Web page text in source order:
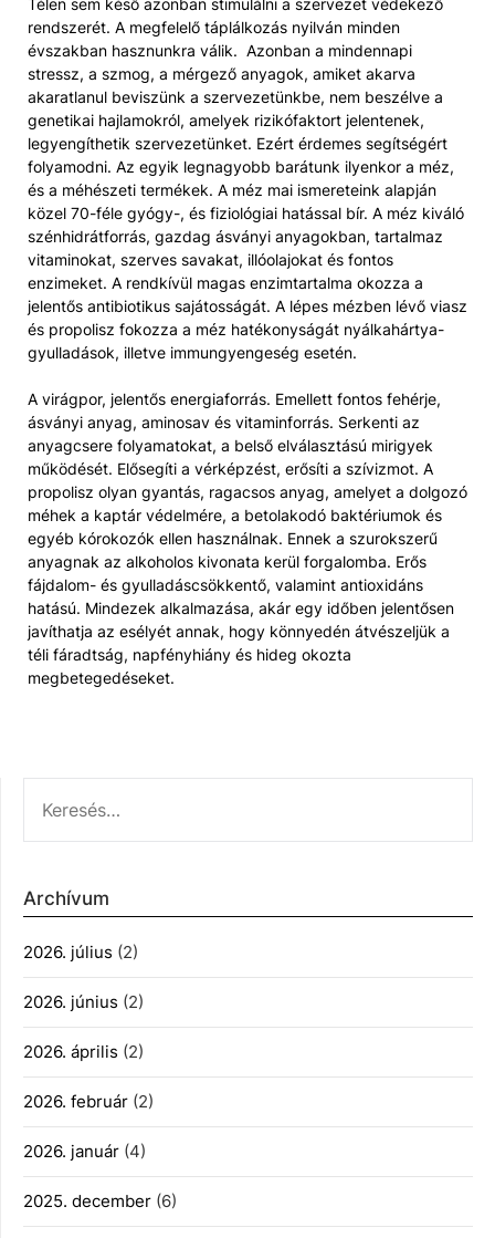
rendszerét. A megfelelő táplálkozás nyilván minden
évszakban hasznunkra válik. Azonban a mindennapi
stressz, a szmog, a mérgező anyagok, amiket akarva
akaratlanul beviszünk a szervezetünkbe, nem beszélve a
genetikai hajlamokról, amelyek rizikófaktort jelentenek,
legyengíthetik szervezetünket. Ezért érdemes segítségért
folyamodni. Az egyik legnagyobb barátunk ilyenkor a méz,
és a méhészeti termékek. A méz mai ismereteink alapján
közel 70-féle gyógy-, és fiziológiai hatással bír. A méz kiváló
szénhidrátforrás, gazdag ásványi anyagokban, tartalmaz
vitaminokat, szerves savakat, illóolajokat és fontos
enzimeket. A rendkívül magas enzimtartalma okozza a
jelentős antibiotikus sajátosságát. A lépes mézben lévő viasz
és propolisz fokozza a méz hatékonyságát nyálkahártya-
gyulladások, illetve immungyengeség esetén.
A virágpor, jelentős energiaforrás. Emellett fontos fehérje,
ásványi anyag, aminosav és vitaminforrás. Serkenti az
anyagcsere folyamatokat, a belső elválasztású mirigyek
működését. Elősegíti a vérképzést, erősíti a szívizmot. A
propolisz olyan gyantás, ragacsos anyag, amelyet a dolgozó
méhek a kaptár védelmére, a betolakodó baktériumok és
egyéb kórokozók ellen használnak. Ennek a szurokszerű
anyagnak az alkoholos kivonata kerül forgalomba. Erős
fájdalom- és gyulladáscsökkentő, valamint antioxidáns
hatású. Mindezek alkalmazása, akár egy időben jelentősen
javíthatja az esélyét annak, hogy könnyedén átvészeljük a
téli fáradtság, napfényhiány és hideg okozta
megbetegedéseket.
Archívum
2026. július (2)
2026. június (2)
2026. április (2)
2026. február (2)
2026. január (4)
2025. december (6)